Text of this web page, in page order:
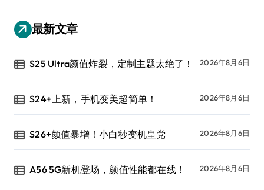
最新文章
S25 Ultra颜值炸裂，定制主题太绝了！ 2026年8月6日
S24+上新，手机变美超简单！ 2026年8月6日
S26+颜值暴增！小白秒变机皇党 2026年8月6日
A56 5G新机登场，颜值性能都在线！ 2026年8月6日